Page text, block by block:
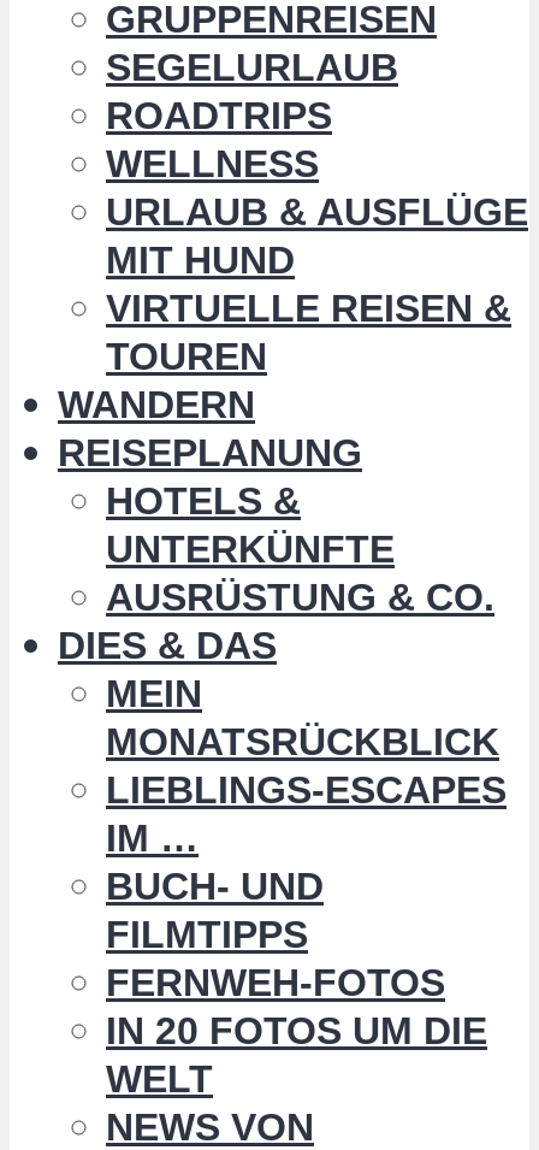
GRUPPENREISEN
SEGELURLAUB
ROADTRIPS
WELLNESS
URLAUB & AUSFLÜGE
MIT HUND
VIRTUELLE REISEN &
TOUREN
WANDERN
REISEPLANUNG
HOTELS &
UNTERKÜNFTE
AUSRÜSTUNG & CO.
DIES & DAS
MEIN
MONATSRÜCKBLICK
LIEBLINGS-ESCAPES
IM …
BUCH- UND
FILMTIPPS
FERNWEH-FOTOS
IN 20 FOTOS UM DIE
WELT
NEWS VON